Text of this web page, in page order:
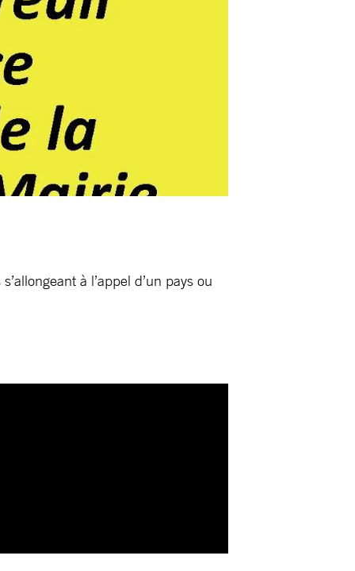
à l’appel d’un pays ou